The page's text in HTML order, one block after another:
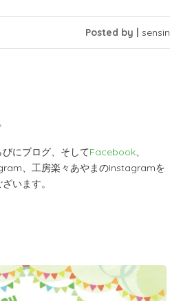
Posted by | sensin
にブログ、そしてFacebook、
、工房楽々あやまのInstagramを
います。